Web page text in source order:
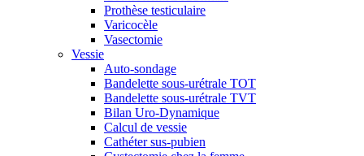
Prothèse testiculaire
Varicocèle
Vasectomie
Vessie
Auto-sondage
Bandelette sous-urétrale TOT
Bandelette sous-urétrale TVT
Bilan Uro-Dynamique
Calcul de vessie
Cathéter sus-pubien